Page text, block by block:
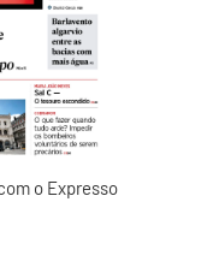
o Expresso